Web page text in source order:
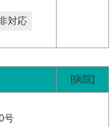
対応
[病院]
号